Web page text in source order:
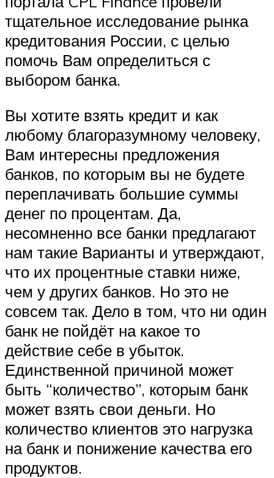
тщательное исследование рынка
кредитования России, с целью
помочь Вам определиться с
выбором банка.
Вы хотите взять кредит и как
любому благоразумному человеку,
Вам интересны предложения
банков, по которым вы не будете
переплачивать большие суммы
денег по процентам. Да,
несомненно все банки предлагают
нам такие Варианты и утверждают,
что их процентные ставки ниже,
чем у других банков. Но это не
совсем так. Дело в том, что ни один
банк не пойдёт на какое то
действие себе в убыток.
Единственной причиной может
быть “количество”, которым банк
может взять свои деньги. Но
количество клиентов это нагрузка
на банк и понижение качества его
продуктов.